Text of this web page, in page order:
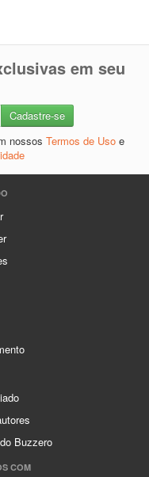
em seu
nossos Termos de Uso e
Buzzero
COM